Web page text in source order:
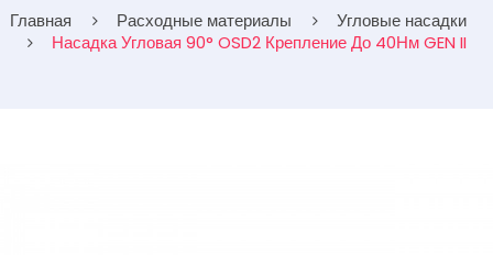
Главная Расходные материалы
Угловые насадки
Насадка Угловая 90° OSD2 Крепление До 40Нм GEN II